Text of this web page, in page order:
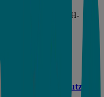
der Einstellung des pH-
Zahnstein-Schutz